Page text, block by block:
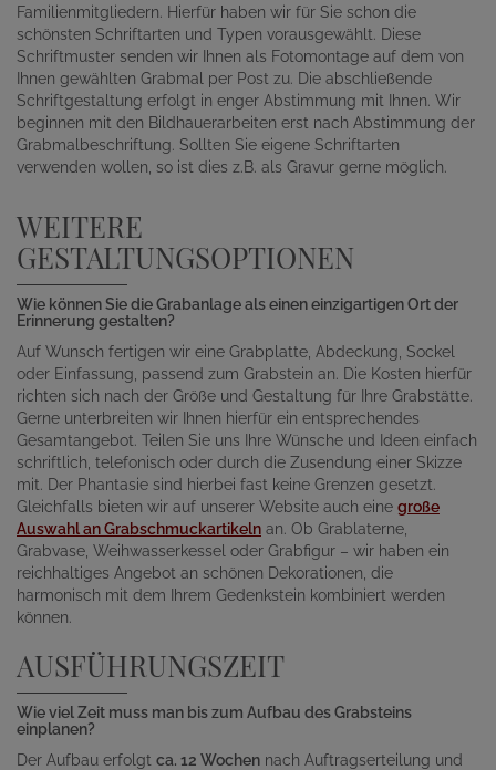
Familienmitgliedern. Hierfür haben wir für Sie schon die
schönsten Schriftarten und Typen vorausgewählt. Diese
Schriftmuster senden wir Ihnen als Fotomontage auf dem von
Ihnen gewählten Grabmal per Post zu. Die abschließende
Schriftgestaltung erfolgt in enger Abstimmung mit Ihnen. Wir
beginnen mit den Bildhauerarbeiten erst nach Abstimmung der
Grabmalbeschriftung. Sollten Sie eigene Schriftarten
verwenden wollen, so ist dies z.B. als Gravur gerne möglich.
WEITERE
GESTALTUNGSOPTIONEN
Wie können Sie die Grabanlage als einen einzigartigen Ort der
Erinnerung gestalten?
Auf Wunsch fertigen wir eine Grabplatte, Abdeckung, Sockel
oder Einfassung, passend zum Grabstein an. Die Kosten hierfür
richten sich nach der Größe und Gestaltung für Ihre Grabstätte.
Gerne unterbreiten wir Ihnen hierfür ein entsprechendes
Gesamtangebot. Teilen Sie uns Ihre Wünsche und Ideen einfach
schriftlich, telefonisch oder durch die Zusendung einer Skizze
mit. Der Phantasie sind hierbei fast keine Grenzen gesetzt.
Gleichfalls bieten wir auf unserer Website auch eine große
Auswahl an Grabschmuckartikeln an. Ob Grablaterne,
Grabvase, Weihwasserkessel oder Grabfigur – wir haben ein
reichhaltiges Angebot an schönen Dekorationen, die
harmonisch mit dem Ihrem Gedenkstein kombiniert werden
können.
AUSFÜHRUNGSZEIT
Wie viel Zeit muss man bis zum Aufbau des Grabsteins
einplanen?
Der Aufbau erfolgt ca. 12 Wochen nach Auftragserteilung und